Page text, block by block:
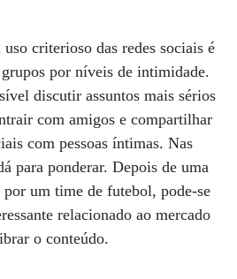
criterioso das redes sociais é
por níveis de intimidade.
discutir assuntos mais sérios
com amigos e compartilhar
com pessoas íntimas. Nas
para ponderar. Depois de uma
por um time de futebol, pode-se
relacionado ao mercado
o conteúdo.